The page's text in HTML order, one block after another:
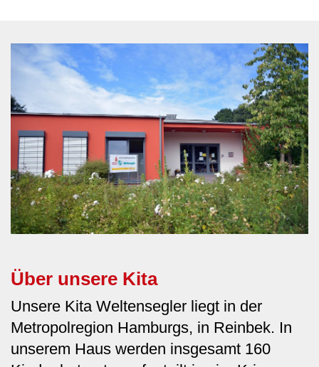
Über unsere Kita
Unsere Kita Weltensegler liegt in der
Metropolregion Hamburgs, in Reinbek. In
unserem Haus werden insgesamt 160